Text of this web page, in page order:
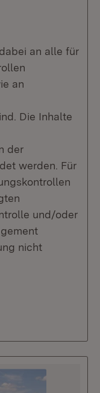
an alle für
an
Die Inhalte
der
werden. Für
und/oder
nicht